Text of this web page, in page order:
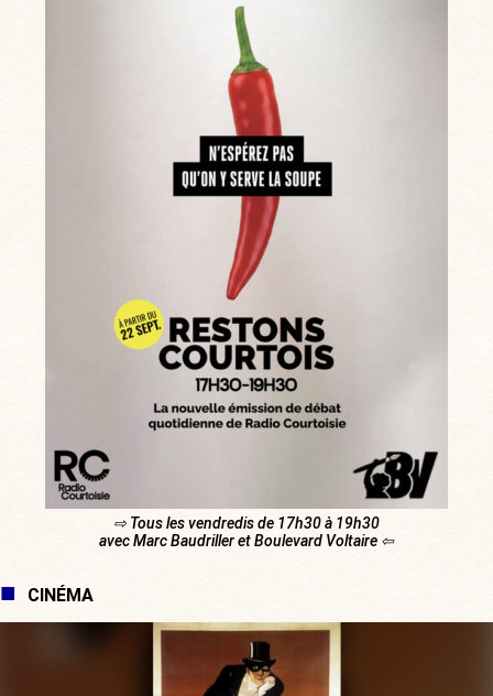
⇨ Tous les vendredis de 17h30 à 19h30
avec Marc Baudriller et Boulevard Voltaire ⇦
CINÉMA